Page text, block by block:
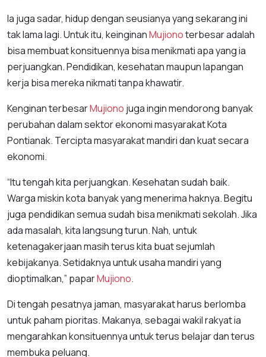
Ia juga sadar, hidup dengan seusianya yang sekarang ini
tak lama lagi. Untuk itu, keinginanMujionoterbesar adalah
bisa membuat konsituennya bisa menikmati apa yang ia
perjuangkan. Pendidikan, kesehatan maupun lapangan
kerja bisa mereka nikmati tanpa khawatir.
Kenginan terbesarMujiono juga ingin mendorong banyak
perubahan dalam sektor ekonomi masyarakat Kota
Pontianak. Tercipta masyarakat mandiri dan kuat secara
ekonomi.
“Itu tengah kita perjuangkan. Kesehatan sudah baik.
Warga miskin kota banyak yang menerima haknya. Begitu
juga pendidikan semua sudah bisa menikmati sekolah. Jika
ada masalah, kita langsung turun. Nah, untuk
ketenagakerjaan masih terus kita buat sejumlah
kebijakanya. Setidaknya untuk usaha mandiri yang
dioptimalkan,” paparMujiono.
Di tengah pesatnya jaman, masyarakat harus berlomba
untuk paham pioritas. Makanya, sebagai wakil rakyat ia
mengarahkan konsituennya untuk terus belajar dan terus
membuka peluang.